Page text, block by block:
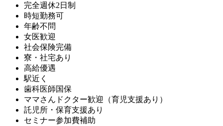
完全週休2日制
時短勤務可
年齢不問
女医歓迎
社会保険完備
寮・社宅あり
高給優遇
駅近く
歯科医師国保
ママさんドクター歓迎（育児支援あり）
託児所・保育支援あり
セミナー参加費補助